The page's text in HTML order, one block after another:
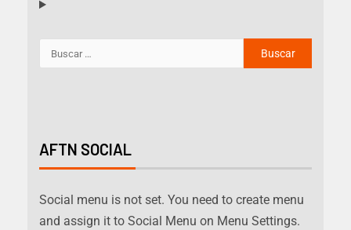
AFTN SOCIAL
Social menu is not set. You need to create menu
and assign it to Social Menu on Menu Settings.